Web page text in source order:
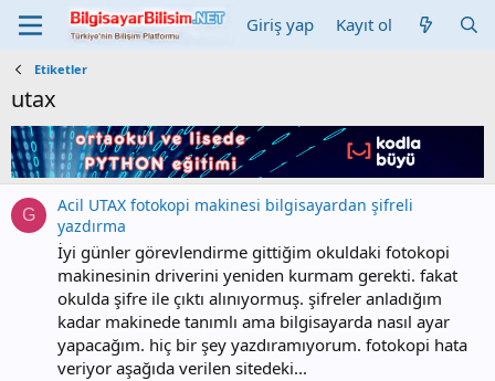
Giriş yap Kayıt ol
Etiketler
utax
G
Acil UTAX fotokopi makinesi bilgisayardan şifreli
yazdırma
İyi günler görevlendirme gittiğim okuldaki fotokopi
makinesinin driverini yeniden kurmam gerekti. fakat
okulda şifre ile çıktı alınıyormuş. şifreler anladığım
kadar makinede tanımlı ama bilgisayarda nasıl ayar
yapacağım. hiç bir şey yazdıramıyorum. fotokopi hata
veriyor aşağıda verilen sitedeki...